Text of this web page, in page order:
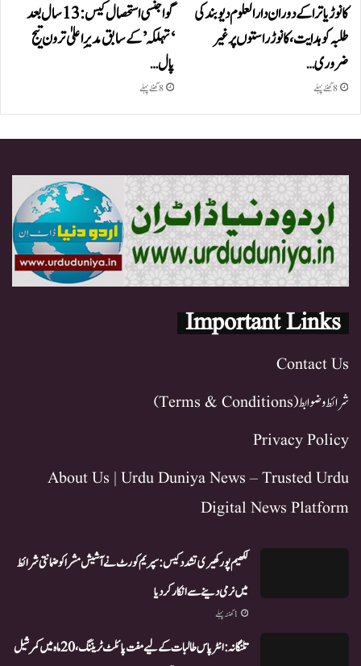
کانوڑ یاترا کے دوران دارالعلوم دیوبند کی
طلبہ کو ہدایت، کانوڑ راستوں پر غیر
ضروری…
8 گھنٹے پہلے
گوا جنسی استحصال کیس: 13 سال بعد
‘تہلکہ’ کے سابق مدیرِ اعلیٰ ترون تیج
پال…
8 گھنٹے پہلے
Important Links
Contact Us
شرائط و ضوابط (Terms & Conditions)
Privacy Policy
About Us | Urdu Duniya News – Trusted Urdu
Digital News Platform
لکھیم پور کھیری تشدد کیس: سپریم کورٹ نے آشیش مشرا کو ضمانتی شرائط
میں نرمی دینے سے انکار کر دیا
1 گھنٹہ پہلے
تلنگانہ: انٹر پاس طالبات کے لیے مفت پائلٹ ٹریننگ، 20 ماہ میں کمرشیل